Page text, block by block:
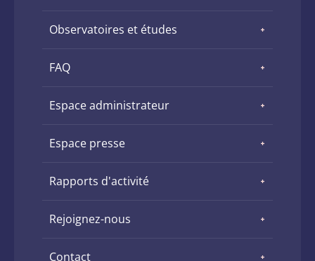
Observatoires et études
FAQ
Espace administrateur
Espace presse
Rapports d'activité
Rejoignez-nous
Contact